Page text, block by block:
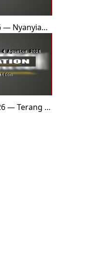
— Nyanyian
— Terang di